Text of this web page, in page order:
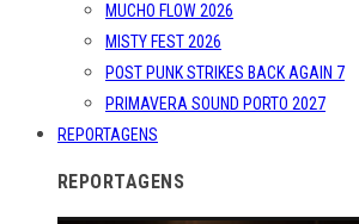
MUCHO FLOW 2026
MISTY FEST 2026
POST PUNK STRIKES BACK AGAIN 7
PRIMAVERA SOUND PORTO 2027
REPORTAGENS
REPORTAGENS